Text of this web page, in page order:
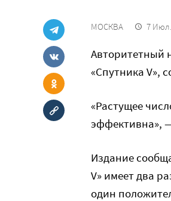
МОСКВА 7
Авторитетный
«Спутника V»,
«Растущее
эффективна»,
Издание
V» имеет два
один